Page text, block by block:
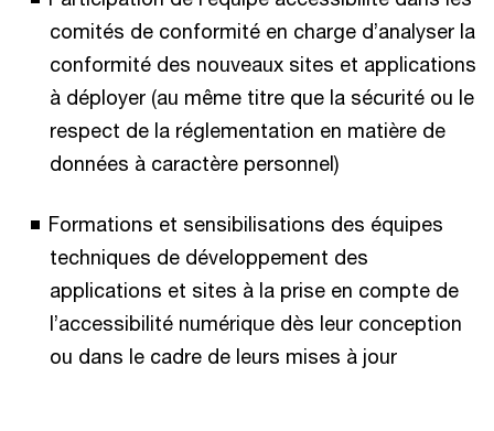
comités de conformité en charge d’analyser la
conformité des nouveaux sites et applications
à déployer (au même titre que la sécurité ou le
respect de la réglementation en matière de
données à caractère personnel)
Formations et sensibilisations des équipes
techniques de développement des
applications et sites à la prise en compte de
l’accessibilité numérique dès leur conception
ou dans le cadre de leurs mises à jour